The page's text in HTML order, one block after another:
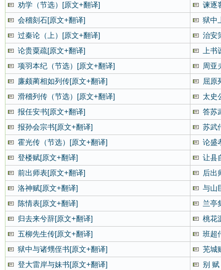
劝学（节选）[原文+翻译]
谏逐
会稽刻石[原文+翻译]
狱中
过秦论（上）[原文+翻译]
治安
论贵粟疏[原文+翻译]
上
项羽本纪（节选）[原文+翻译]
周亚
廉颇蔺相如列传[原文+翻译]
屈原
滑稽列传（节选）[原文+翻译]
太史
报任安书[原文+翻译]
答苏
报孙会宗书[原文+翻译]
苏武
霍光传（节选）[原文+翻译]
论盛
登楼赋[原文+翻译]
让县
前出师表[原文+翻译]
后出
洛神赋[原文+翻译]
与山
陈情表[原文+翻译]
兰亭
归去来兮辞[原文+翻译]
桃花
五柳先生传[原文+翻译]
班超
狱中与诸甥侄书[原文+翻译]
芜城
登大雷岸与妹书[原文+翻译]
别 赋